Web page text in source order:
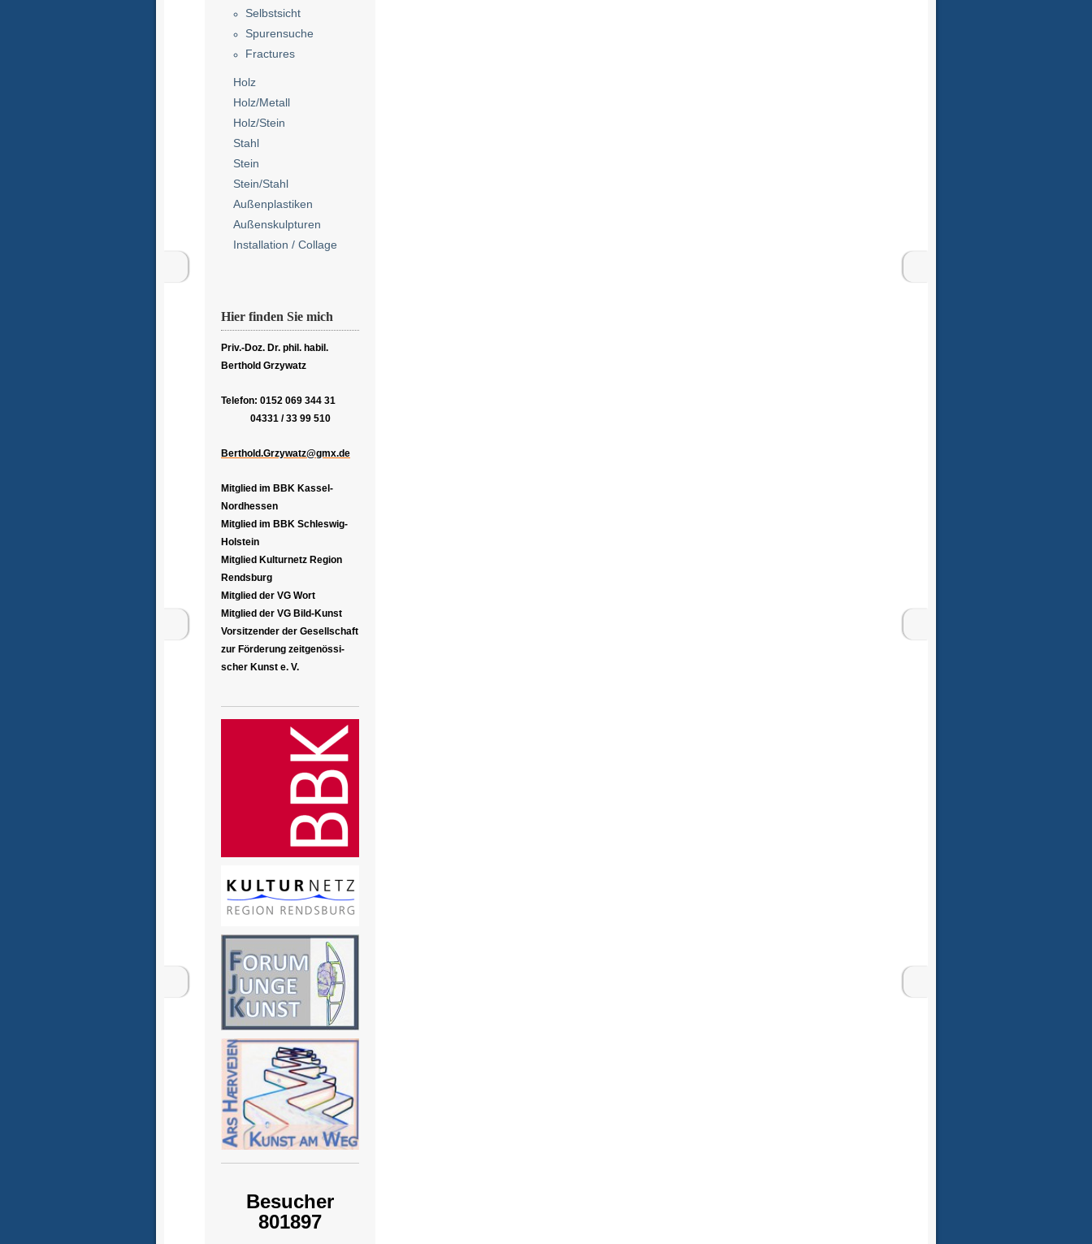
Selbstsicht
Spurensuche
Fractures
Holz
Holz/Metall
Holz/Stein
Stahl
Stein
Stein/Stahl
Außenplastiken
Außenskulpturen
Installation / Collage
Hier finden Sie mich
Priv.-Doz. Dr. phil. habil.
Berthold Grzywatz
Telefon: 0152 069 344 31
04331 / 33 99 510
Berthold.Grzywatz@gmx.de
Mitglied im BBK Kassel-
Nordhessen
Mitglied im BBK Schleswig-
Holstein
Mitglied Kulturnetz Region
Rendsburg
Mitglied der VG Wort
Mitglied der VG Bild-Kunst
Vorsitzender der Gesellschaft
zur Förderung zeitgenössi-
scher Kunst e. V.
Besucher
801897